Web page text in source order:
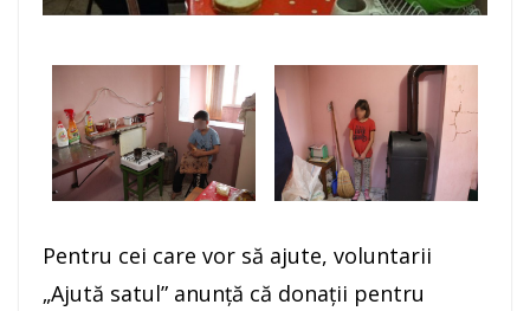
Pentru cei care vor să ajute, voluntarii
„Ajută satul” anunţă că donaţii pentru